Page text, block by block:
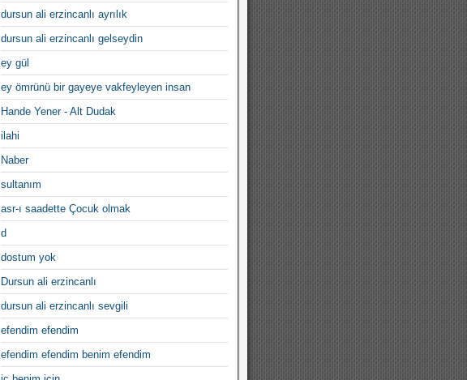
dursun ali erzincanlı ayrılık
dursun ali erzincanlı gelseydin
ey gül
ey ömrünü bir gayeye vakfeyleyen insan
Hande Yener - Alt Dudak
ilahi
Naber
sultanım
asr-ı saadette Çocuk olmak
d
dostum yok
Dursun ali erzincanlı
dursun ali erzincanlı sevgili
efendim efendim
efendim efendim benim efendim